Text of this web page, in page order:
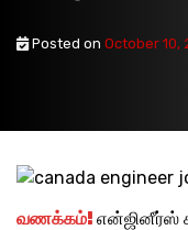
Posted on October 10,
வணக்கம்! என்ஜினீர்ஸ்